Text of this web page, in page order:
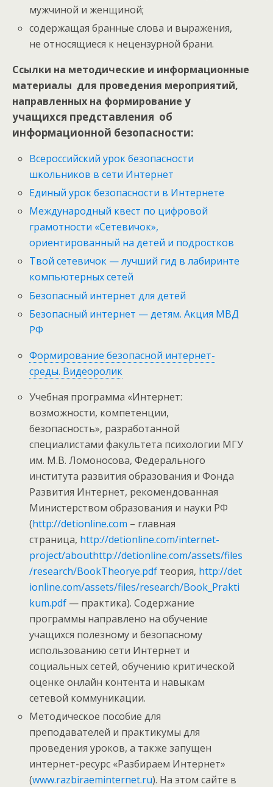
мужчиной и женщиной;
содержащая бранные слова и выражения,
не относящиеся к нецензурной брани.
Ссылки на методические и информационные
материалы для проведения мероприятий,
направленных на формирование у
учащихся представления об
информационной безопасности:
Всероссийский урок безопасности
школьников в сети Интернет
Единый урок безопасности в Интернете
Международный квест по цифровой
грамотности «Сетевичок»,
ориентированный на детей и подростков
Твой сетевичок — лучший гид в лабиринте
компьютерных сетей
Безопасный интернет для детей
Безопасный интернет — детям. Акция МВД
РФ
Формирование безопасной интернет-
среды. Видеоролик
Учебная программа «Интернет:
возможности, компетенции,
безопасность», разработанной
специалистами факультета психологии МГУ
им. М.В. Ломоносова, Федерального
института развития образования и Фонда
Развития Интернет, рекомендованная
Министерством образования и науки РФ
(http://detionline.com – главная
страница, http://detionline.com/internet-
project/abouthttp://detionline.com/assets/files
/research/BookTheorye.pdf теория, http://det
ionline.com/assets/files/research/Book_Prakti
kum.pdf — практика). Содержание
программы направлено на обучение
учащихся полезному и безопасному
использованию сети Интернет и
социальных сетей, обучению критической
оценке онлайн контента и навыкам
сетевой коммуникации.
Методическое пособие для
преподавателей и практикумы для
проведения уроков, а также запущен
интернет-ресурс «Разбираем Интернет»
(www.razbiraeminternet.ru). На этом сайте в